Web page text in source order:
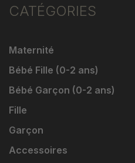
CATÉGORIES
Maternité
Bébé Fille (0-2 ans)
Bébé Garçon (0-2 ans)
Fille
Garçon
Accessoires